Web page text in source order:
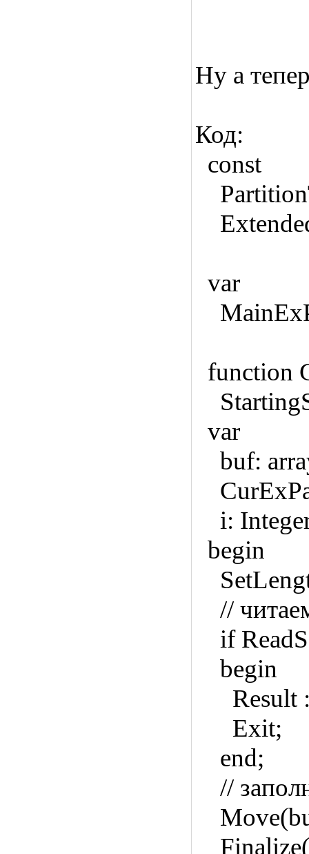
Ну а
Код:
const
var
function
var
buf:
i:
begin
//
if
begin
Result
Exit;
end;
//